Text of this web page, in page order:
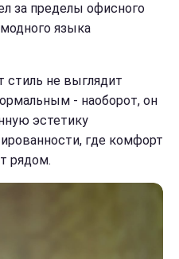
за пределы офисного
языка
стиль не выглядит
- наоборот, он
эстетику
где комфорт
рядом.